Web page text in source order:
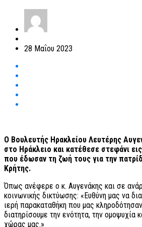
28 Μαΐου 2023
Ο Βουλευτής Ηρακλείου Λευτέρης
στο Ηράκλειο και κατέθεσε στεφάνι
που έδωσαν τη ζωή τους για την
Κρήτης.
Όπως ανέφερε ο κ. Αυγενάκης και σε
κοινωνικής δικτύωσης: «Ευθύνη μας να
ιερή παρακαταθήκη που μας
διατηρίσουμε την ενότητα, την ομοψυχία
χώρας μας.»